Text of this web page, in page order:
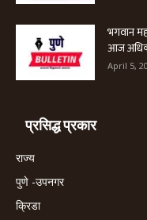
भगवान
आज अधिक
April 5,
प्रसिद्ध प्रकार
राज्य
पुणे -उपनगर
क्रिडा